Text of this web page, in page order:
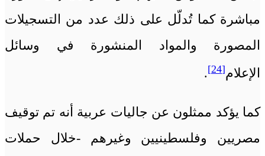
مباشرة كما تُدلّل على ذلك عدد من التسجيلات
المصورة والمواد المنشورة في وسائل
الإعلام[24]
.
كما يؤكد ممثلون عن جاليات عربية أنه تم توقيف
مصريين وفلسطينيين وغيرهم -خلال حملات